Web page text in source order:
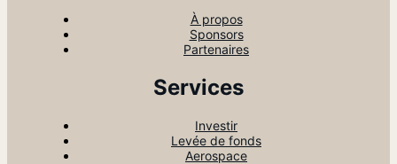
À propos
Sponsors
Partenaires
Services
Investir
Levée de fonds
Aerospace